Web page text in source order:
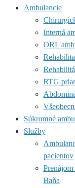
Ambulancie
Interná
ORL
RTG
Súkromné
Služby
pacientov
Baňa